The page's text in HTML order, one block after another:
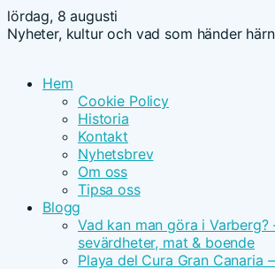
lördag, 8 augusti
Nyheter, kultur och vad som händer
Hem
Cookie Policy
Historia
Kontakt
Nyhetsbrev
Om oss
Tipsa oss
Blogg
Vad kan man göra i Varberg?
sevärdheter, mat & boende
Playa del Cura Gran Canaria